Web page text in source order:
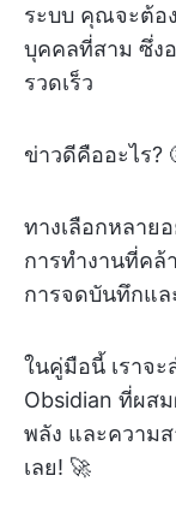
ระบบ คุณจะต้อ
บุคคลที่สาม ซึ่ง
รวดเร็ว
ข่าวดีคืออะไร?
ทางเลือกหลาย
การทำงานที่คล้
การจดบันทึกแ
ในคู่มือนี้ เราจะ
Obsidian ที่ผส
พลัง และความ
เลย! 🚀